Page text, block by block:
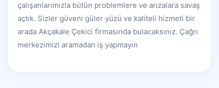
çalışanlarımızla bütün problemlere ve arızalara savaş
açtık. Sizler güveni güler yüzü ve kaliteli hizmeti bir
arada Akçakale Çekici firmasında bulacaksınız. Çağrı
merkezimizi aramadan iş yapmayın